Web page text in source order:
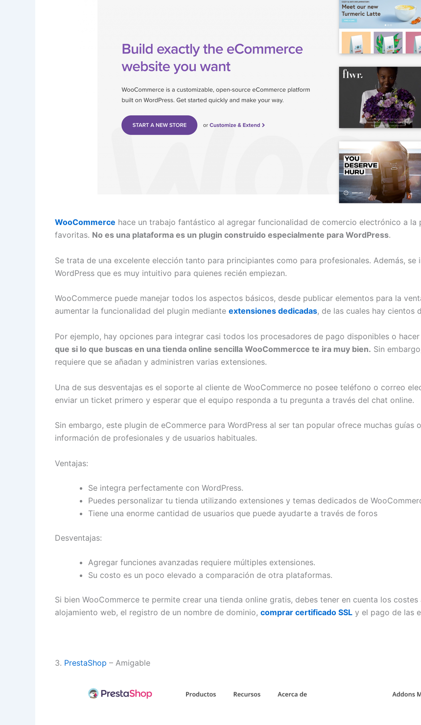
WooCommerce hace un trabajo fantástico al agregar funcionalidad de comercio electrónico a la
favoritas. No es una plataforma es un plugin construido especialmente para WordPress.
Se trata de una excelente elección tanto para principiantes como para profesionales. Además,
WordPress que es muy intuitivo para quienes recién empiezan.
WooCommerce puede manejar todos los aspectos básicos, desde publicar elementos para la
aumentar la funcionalidad del plugin mediante extensiones dedicadas, de las cuales hay cientos
Por ejemplo, hay opciones para integrar casi todos los procesadores de pago disponibles o
que si lo que buscas en una tienda online sencilla WooCommercce te ira muy bien. Sin
requiere que se añadan y administren varias extensiones.
Una de sus desventajas es el soporte al cliente de WooCommerce no posee teléfono o correo
enviar un ticket primero y esperar que el equipo responda a tu pregunta a través del chat online.
Sin embargo, este plugin de eCommerce para WordPress al ser tan popular ofrece muchas
información de profesionales y de usuarios habituales.
Ventajas:
Se integra perfectamente con WordPress.
Puedes personalizar tu tienda utilizando extensiones y temas dedicados de
Tiene una enorme cantidad de usuarios que puede ayudarte a través de foros
Desventajas:
Agregar funciones avanzadas requiere múltiples extensiones.
Su costo es un poco elevado a comparación de otra plataformas.
Si bien WooCommerce te permite crear una tienda online gratis, debes tener en cuenta los
alojamiento web, el registro de un nombre de dominio, comprar certificado SSL y el pago de las
3. PrestaShop – Amigable